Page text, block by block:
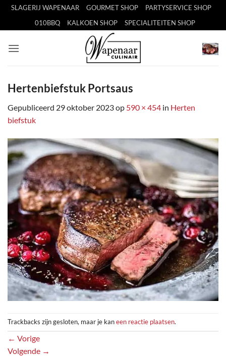
inhoud
SLAGERIJ WAPENAAR GOURMET SHOP
PARTYSERVICE SHOP
010BBQ
KALKOEN SHOP SPECIALITEITEN SHOP
Hertenbiefstuk Portsaus
Gepubliceerd 29 oktober 2023op 590 × 454 in Herten
biefstuk
Trackbacks zijn gesloten, maar je kaneen reactie plaatsen.
← Vorige
Volgende →